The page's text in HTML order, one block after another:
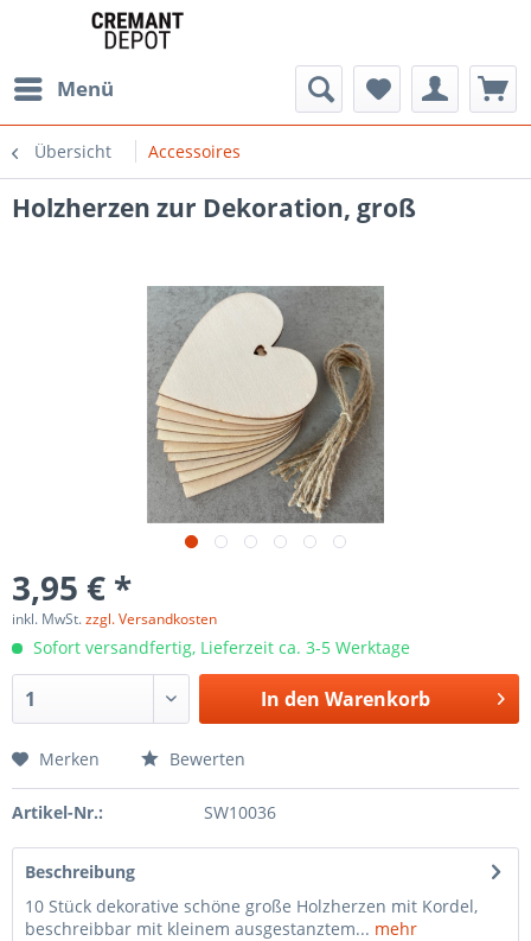
Menü
Übersicht Accessoires
Holzherzen zur Dekoration, groß
3,95 € *
inkl. MwSt.zzgl. Versandkosten
Sofort versandfertig, Lieferzeit ca. 3-5 Werktage
In den Warenkorb
Merken Bewerten
Artikel-Nr.: SW10036
Beschreibung
10 Stück dekorative schöne große Holzherzen mit Kordel,
beschreibbar mit kleinem ausgestanztem... mehr